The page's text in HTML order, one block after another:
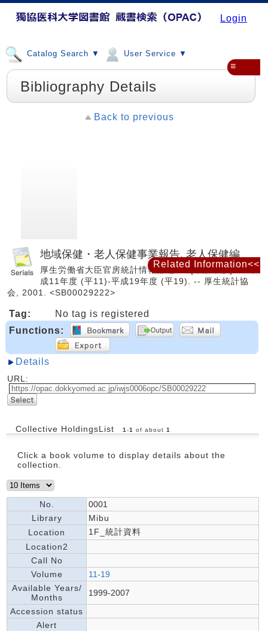
Login
Catalog Search ▼ User Service ▼
≡
Bibliography Details
Back to previous
地域保健・老人保健事業報告. 老人保健編
厚生労働省大臣官房統計情報部編. -- [市販本版]. -- 平
成11年度 (平11)-平成19年度 (平19). -- 厚生統計協
会, 2001. <SB00029222>
Tag:
No tag is registered
Functions:
Details
URL:
Collective HoldingsList 1-1 of about 1
Click a book volume to display details about the
collection.
No.
0001
Library
Mibu
Location
1F_統計資料
Location2
Call No
Volume
11-19
Available Years/
Months
1999-2007
Accession status
Alert
Related Information<<